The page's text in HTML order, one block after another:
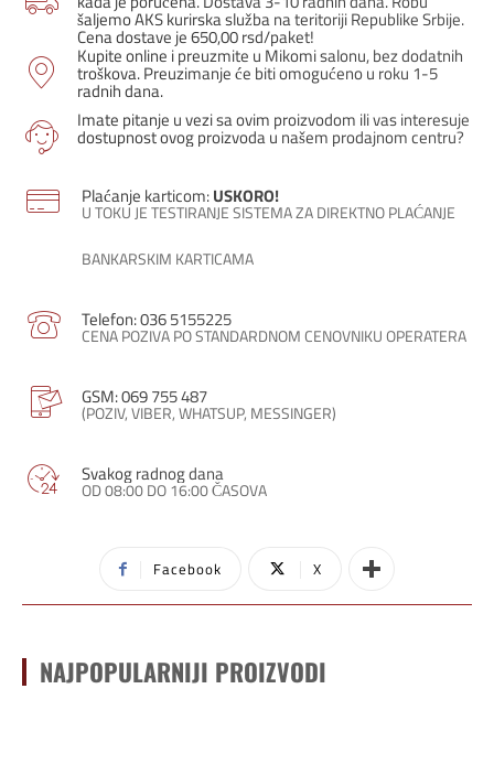
H
srebro
brušeno
količina
šaljemo AKS kurirska služba na teritoriji Republike Srbije.
Cena dostave je 650,00 rsd/paket!
Kupite online i preuzmite u Mikomi salonu, bez dodatnih
troškova. Preuzimanje će biti omogućeno u roku 1-5
radnih dana.
Imate pitanje u vezi sa ovim proizvodom ili vas interesuje
dostupnost ovog proizvoda u našem prodajnom centru?
Plaćanje karticom:USKORO!
U TOKU JE TESTIRANJE SISTEMA ZA DIREKTNO PLAĆANJE
BANKARSKIM KARTICAMA
Telefon: 036 5155225
CENA POZIVA PO STANDARDNOM CENOVNIKU OPERATERA
GSM: 069 755 487
(POZIV, VIBER, WHATSUP, MESSINGER)
Svakog radnog dana
OD 08:00 DO 16:00 ČASOVA
Facebook X
NAJPOPULARNIJI PROIZVODI